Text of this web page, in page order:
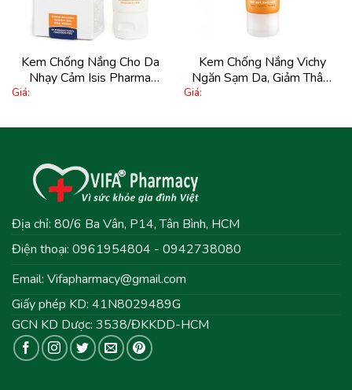
Kem Chống Nắng Cho Da
Nhạy Cảm Isis Pharma
Uveblock 80 Invisible Cream
Giá:
Kem Chống Nắng Vichy
Ngăn Sạm Da, Giảm Thâm
Giá:
Địa chỉ: 80/6 Ba Vân, P14, Tân Bình, HCM
Điện thoại: 0961954804 - 0942738080
Email: Vifapharmacy@gmail.com
Giấy phép KD: 41N8029489G
GCN KD Dược: 3538/ĐKKDD-HCM